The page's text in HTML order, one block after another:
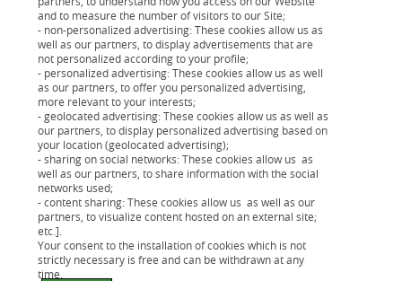
(aide sous conditions de ressources). Ces
aides sont prolongées jusqu'en 2027.
Bonus jusqu’à 400€ pour un vélo électrique
et 150€ pour un vélo classique. Pour en
savoir plus,cliquez ici.
Le saviez-vous ?
L'indemnité kilométrique vélo proposée par
l'employeur permet d'être défrayé pour une
and to measure the number of visitors to our Site;
- non-personalized advertising: These cookies allow us as
well as our partners, to display advertisements that are
not personalized according to your profile;
- personalized advertising: These cookies allow us as well
as our partners, to offer you personalized advertising,
more relevant to your interests;
- geolocated advertising: These cookies allow us as well as
our partners, to display personalized advertising based on
your location (geolocated advertising);
- sharing on social networks: These cookies allow us as
well as our partners, to share information with the social
networks used;
- content sharing: These cookies allow us as well as our
partners, to visualize content hosted on an external site;
etc.].
Your consent to the installation of cookies which is not
strictly necessary is free and can be withdrawn at any
time.